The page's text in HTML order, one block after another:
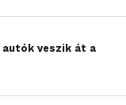
veszik át a